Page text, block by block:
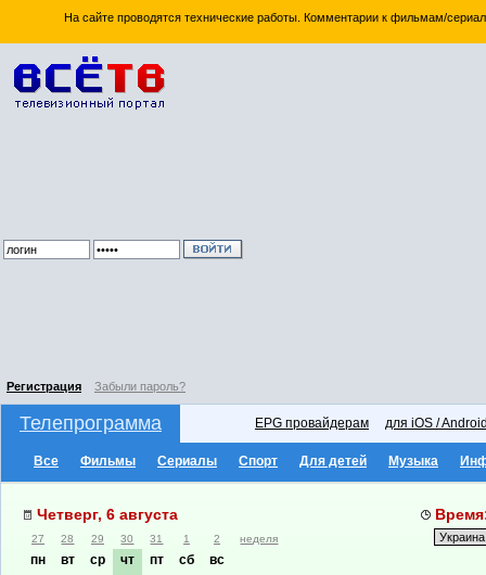
На сайте проводятся технические работы. Комментарии к фильмам/
Регистрация Забыли пароль?
Телепрограмма EPG провайдерам для iOS /
Все Фильмы Сериалы Спорт Для детей Музыка
Четверг, 6 августа
27 28 29 30 31 1 2 неделя
пн вт ср чт пт сб вс